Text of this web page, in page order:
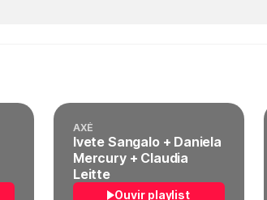
AXÉ
Ivete Sangalo + Daniela
Mercury + Claudia
Leitte
Ouvir playlist